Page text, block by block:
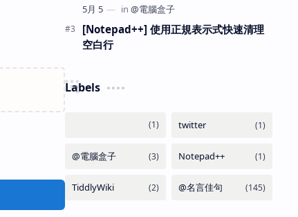
[Notepad++] 使用正規表示式快速清理
空白行
Labels